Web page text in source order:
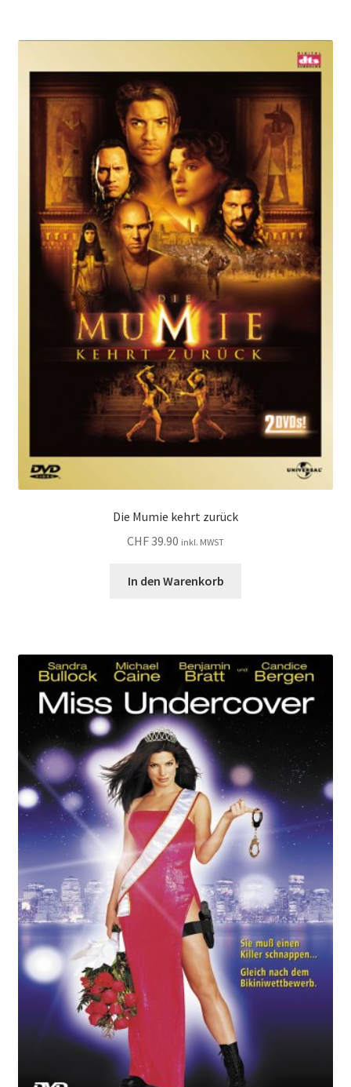
Die Mumie kehrt zurück
CHF39.90 inkl. MWST
In den Warenkorb